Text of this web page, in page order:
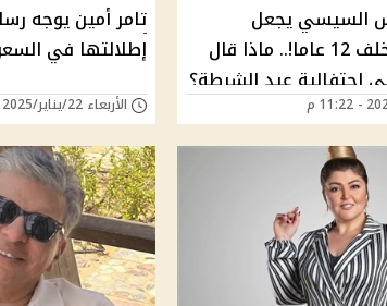
السيسي يجعل
الأذهان تعود للخلف 12 عاما!.. ماذا قال
احتفالية عيد الشرطة؟
تامر أمين يوجه
إطلالتها في
الأربعاء 22/يناير/2025 - 11:04 م